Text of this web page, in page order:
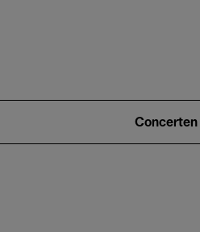
2)
Concerten